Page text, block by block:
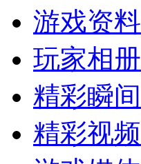
游戏资料
玩家相册
精彩瞬间
精彩视频